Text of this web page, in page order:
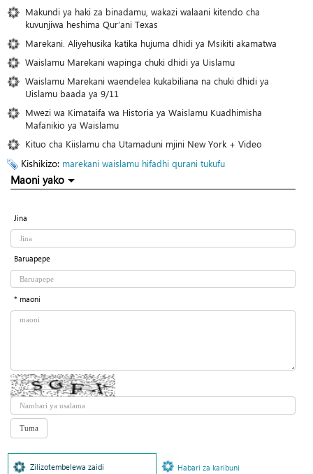
Makundi ya haki za binadamu, wakazi walaani kitendo cha
kuvunjiwa heshima Qur’ani Texas
Marekani. Aliyehusika katika hujuma dhidi ya Msikiti akamatwa
Waislamu Marekani wapinga chuki dhidi ya Uislamu
Waislamu Marekani waendelea kukabiliana na chuki dhidi ya
Uislamu baada ya 9/11
Mwezi wa Kimataifa wa Historia ya Waislamu Kuadhimisha
Mafanikio ya Waislamu
Kituo cha Kiislamu cha Utamaduni mjini New York + Video
Kishikizo: marekani waislamu hifadhi qurani tukufu
Maoni yako
Jina
Baruapepe
* maoni
Zilizotembelewa zaidi Habari za karibuni